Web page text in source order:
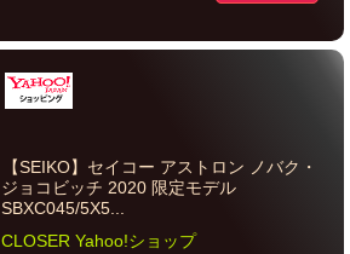
【SEIKO】セイコー アストロン ノバク・
ジョコビッチ 2020 限定モデル
SBXC045/5X5...
CLOSER Yahoo!ショップ